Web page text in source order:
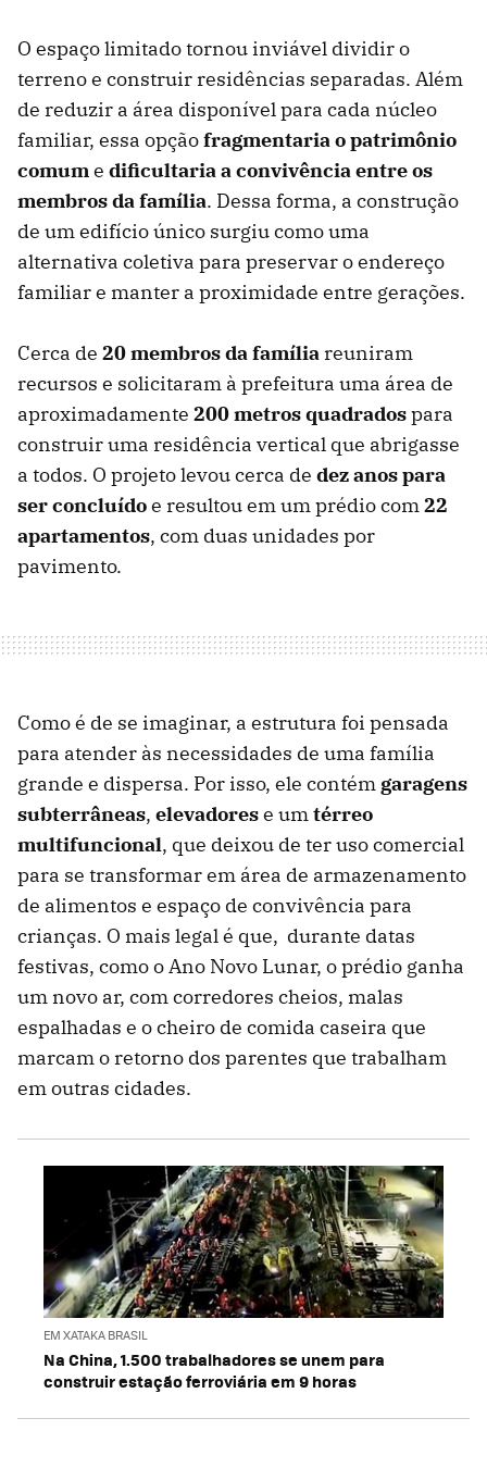
O espaço limitado tornou inviável dividir o
terreno e construir residências separadas. Além
de reduzir a área disponível para cada núcleo
familiar, essa opçãofragmentaria o patrimônio
comume dificultaria a convivência entre os
membros da família. Dessa forma, a construção
de um edifício único surgiu como uma
alternativa coletiva para preservar o endereço
familiar e manter a proximidade entre gerações.
Cerca de 20 membros da família reuniram
recursos e solicitaram à prefeitura uma área de
aproximadamente 200 metros quadradospara
construir uma residência vertical que abrigasse
a todos. O projeto levou cerca de dez anos para
ser concluídoe resultou em um prédio com22
apartamentos, com duas unidades por
pavimento.
Como é de se imaginar, a estrutura foi pensada
para atender às necessidades de uma família
grande e dispersa. Por isso, ele contém garagens
subterrâneas, elevadorese umtérreo
multifuncional, que deixou de ter uso comercial
para se transformar em área de armazenamento
de alimentos e espaço de convivência para
crianças. O mais legal é que, durante datas
festivas, como o Ano Novo Lunar, o prédio ganha
um novo ar, com corredores cheios, malas
espalhadas e o cheiro de comida caseira que
marcam o retorno dos parentes que trabalham
em outras cidades.
EM XATAKA BRASIL
Na China, 1.500 trabalhadores se unem para
construir estação ferroviária em 9 horas